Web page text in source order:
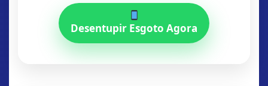
Desentupir Esgoto Agora